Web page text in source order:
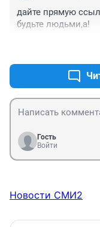
Станиславовна,
Владимировна,
родителям 2021
дайте прямую
будьте людьми,а!
Гость
Войти
Новости СМИ2